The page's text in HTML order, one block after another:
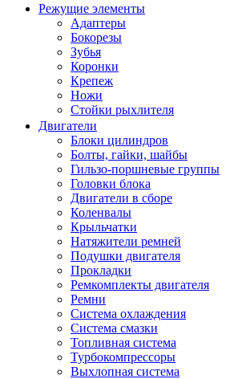
Режущие элементы
Адаптеры
Бокорезы
Зубья
Коронки
Крепеж
Ножи
Стойки рыхлителя
Двигатели
Блоки цилиндров
Болты, гайки, шайбы
Гильзо-поршневые группы
Головки блока
Двигатели в сборе
Коленвалы
Крыльчатки
Натяжители ремней
Подушки двигателя
Прокладки
Ремкомплекты двигателя
Ремни
Система охлаждения
Система смазки
Топливная система
Турбокомпрессоры
Выхлопная система